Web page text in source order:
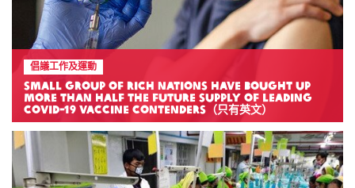
倡議工作及運動
Small group of rich nations have bought up
more than half the future supply of leading
COVID-19 vaccine contenders（只有英文）